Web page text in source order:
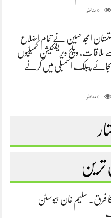
0مناظر
امجد حسین نے تمام اضلاع
ملاقات، ویلج ویریفکیشن کمیٹیوں
بجائے پبلک اسمبلی میں کرنے
0مناظر
ترین
فرق. سلیم خان ہیوسٹن